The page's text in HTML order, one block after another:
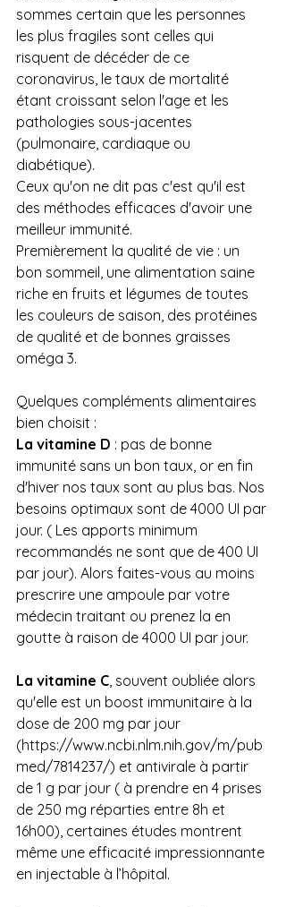
sommes certain que les personnes
les plus fragiles sont celles qui
risquent de décéder de ce
coronavirus, le taux de mortalité
étant croissant selon l'age et les
pathologies sous-jacentes
(pulmonaire, cardiaque ou
diabétique).
Ceux qu'on ne dit pas c'est qu'il est
des méthodes efficaces d'avoir une
meilleur immunité.
Premièrement la qualité de vie : un
bon sommeil, une alimentation saine
riche en fruits et légumes de toutes
les couleurs de saison, des protéines
de qualité et de bonnes graisses
oméga 3.
Quelques compléments alimentaires
bien choisit :
La vitamine D : pas de bonne
immunité sans un bon taux, or en fin
d'hiver nos taux sont au plus bas. Nos
besoins optimaux sont de 4000 UI par
jour. ( Les apports minimum
recommandés ne sont que de 400 UI
par jour). Alors faites-vous au moins
prescrire une ampoule par votre
médecin traitant ou prenez la en
goutte à raison de 4000 UI par jour.
La vitamine C, souvent oubliée alors
qu'elle est un boost immunitaire à la
dose de 200 mg par jour
(https://www.ncbi.nlm.nih.gov/m/pub
med/7814237/) et antivirale à partir
de 1 g par jour ( à prendre en 4 prises
de 250 mg réparties entre 8h et
16h00), certaines études montrent
même une efficacité impressionnante
en injectable à l’hôpital.